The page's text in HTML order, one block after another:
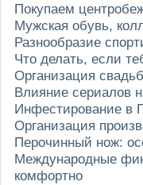
Покупаем
Мужская обувь,
Разнообразие
Что делать, если
Организация
Влияние сериалов
Инфестирование в
Организация
Перочинный нож:
Международные
комфортно